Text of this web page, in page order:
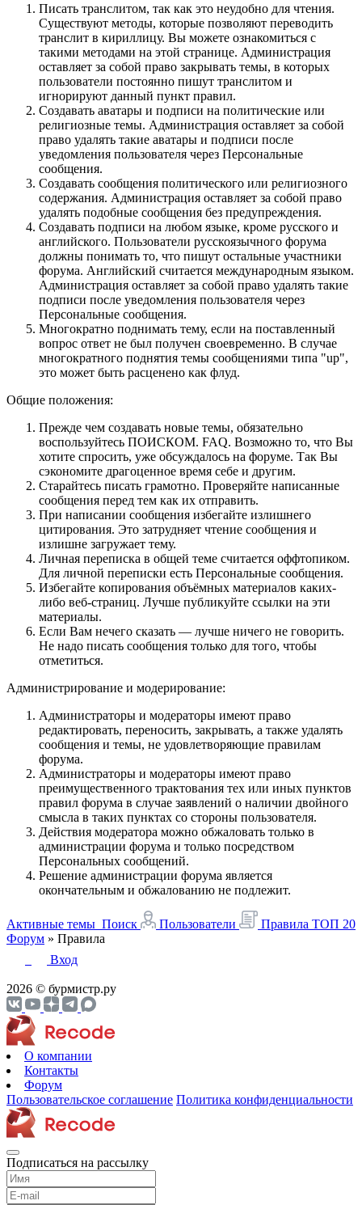
Писать транслитом, так как это неудобно для чтения.
Существуют методы, которые позволяют переводить
транслит в кириллицу. Вы можете ознакомиться с
такими методами на этой странице. Администрация
оставляет за собой право закрывать темы, в которых
пользователи постоянно пишут транслитом и
игнорируют данный пункт правил.
Создавать аватары и подписи на политические или
религиозные темы. Администрация оставляет за собой
право удалять такие аватары и подписи после
уведомления пользователя через Персональные
сообщения.
Создавать сообщения политического или религиозного
содержания. Администрация оставляет за собой право
удалять подобные сообщения без предупреждения.
Создавать подписи на любом языке, кроме русского и
английского. Пользователи русскоязычного форума
должны понимать то, что пишут остальные участники
форума. Английский считается международным языком.
Администрация оставляет за собой право удалять такие
подписи после уведомления пользователя через
Персональные сообщения.
Многократно поднимать тему, если на поставленный
вопрос ответ не был получен своевременно. В случае
многократного поднятия темы сообщениями типа "up",
это может быть расценено как флуд.
Общие положения:
Прежде чем создавать новые темы, обязательно
воспользуйтесь ПОИСКОМ. FAQ. Возможно то, что Вы
хотите спросить, уже обсуждалось на форуме. Так Вы
сэкономите драгоценное время себе и другим.
Старайтесь писать грамотно. Проверяйте написанные
сообщения перед тем как их отправить.
При написании сообщения избегайте излишнего
цитирования. Это затрудняет чтение сообщения и
излишне загружает тему.
Личная переписка в общей теме считается оффтопиком.
Для личной переписки есть Персональные сообщения.
Избегайте копирования объёмных материалов каких-
либо веб-страниц. Лучше публикуйте ссылки на эти
материалы.
Если Вам нечего сказать — лучше ничего не говорить.
Не надо писать сообщения только для того, чтобы
отметиться.
Администрирование и модерирование:
Администраторы и модераторы имеют право
редактировать, переносить, закрывать, а также удалять
сообщения и темы, не удовлетворяющие правилам
форума.
Администраторы и модераторы имеют право
преимущественного трактования тех или иных пунктов
правил форума в случае заявлений о наличии двойного
смысла в таких пунктах со стороны пользователя.
Действия модератора можно обжаловать только в
администрации форума и только посредством
Персональных сообщений.
Решение администрации форума является
окончательным и обжалованию не подлежит.
Активные темы Поиск Пользователи Правила ТОП 20
Форум » Правила
Вход
2026 © бурмистр.ру
О компании
Контакты
Форум
Пользовательское соглашение Политика конфиденциальности
Подписаться на рассылку